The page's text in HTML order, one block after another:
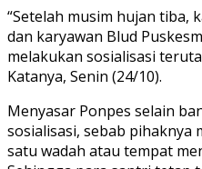
“Setelah musim hujan tiba,
dan karyawan Blud
melakukan sosialisasi
Katanya, Senin (24/10).
Menyasar Ponpes selain
sosialisasi, sebab pihaknya
satu wadah atau tempat